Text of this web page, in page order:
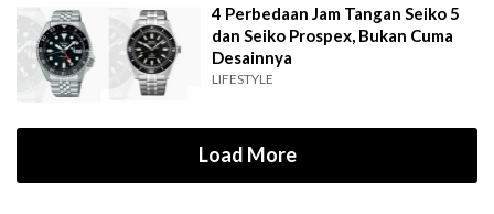
4 Perbedaan Jam Tangan Seiko 5
dan Seiko Prospex, Bukan Cuma
Desainnya
LIFESTYLE
Load More